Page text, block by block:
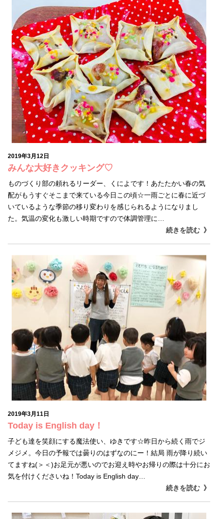
2019年3月12日
みんな大好きクッキング♡
ものづくり部の頼れるリーダー、くによです！あたたかい春の気
配がもうすぐそこまで来ている今日この頃☆一雨ごとに春に近づ
いているような季節の移り変わりを感じられるようになりまし
た。気温の変化も激しい時期ですので体調管理に…
続きを読む
2019年3月11日
Today is English day！
子ども達を笑顔にする魔法使い、ゆきです☆昨日から続く雨でジ
メジメ。今日の予報では曇りのはずなのにー！結局 雨が降り続い
てますね(＞＜)お足元が悪いのでお迎え時やお帰りの際は十分にお
気を付けくださいね！Today is English day…
続きを読む